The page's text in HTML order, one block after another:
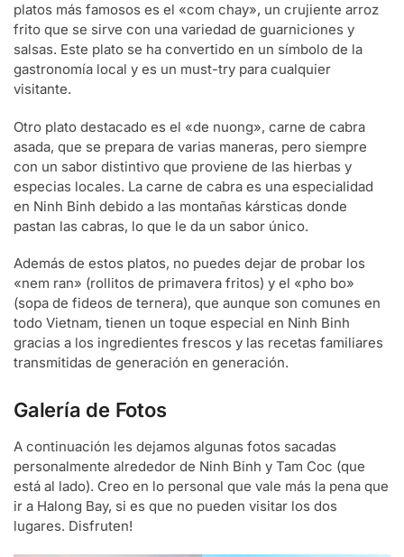
platos más famosos es el «com chay», un crujiente arroz
frito que se sirve con una variedad de guarniciones y
salsas. Este plato se ha convertido en un símbolo de la
gastronomía local y es un must-try para cualquier
visitante.
Otro plato destacado es el «de nuong», carne de cabra
asada, que se prepara de varias maneras, pero siempre
con un sabor distintivo que proviene de las hierbas y
especias locales. La carne de cabra es una especialidad
en Ninh Binh debido a las montañas kársticas donde
pastan las cabras, lo que le da un sabor único.
Además de estos platos, no puedes dejar de probar los
«nem ran» (rollitos de primavera fritos) y el «pho bo»
(sopa de fideos de ternera), que aunque son comunes en
todo Vietnam, tienen un toque especial en Ninh Binh
gracias a los ingredientes frescos y las recetas familiares
transmitidas de generación en generación.
Galería de Fotos
A continuación les dejamos algunas fotos sacadas
personalmente alrededor de Ninh Binh y Tam Coc (que
está al lado). Creo en lo personal que vale más la pena que
ir a Halong Bay, si es que no pueden visitar los dos
lugares. Disfruten!